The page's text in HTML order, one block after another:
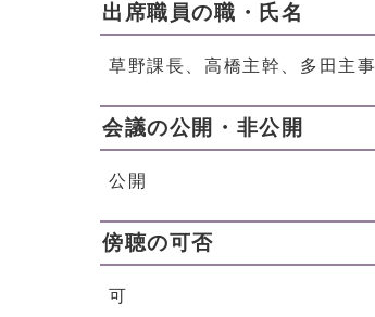
出席職員の職・氏名
草野課長、高橋主幹、多田主事
会議の公開・非公開
公開
傍聴の可否
可